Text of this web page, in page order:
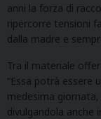
anni la forza di
ripercorre tensioni
dalla madre e
Tra il materiale
“Essa potrà essere
medesima
divulgandola anche